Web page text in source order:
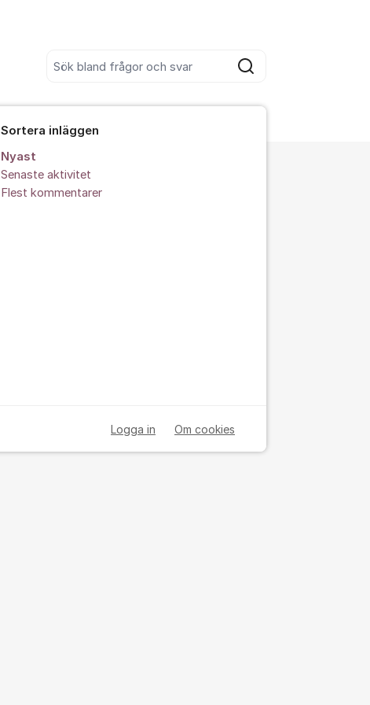
Sök
Sortera inläggen
Nyast
Senaste aktivitet
Flest kommentarer
Logga in Om cookies